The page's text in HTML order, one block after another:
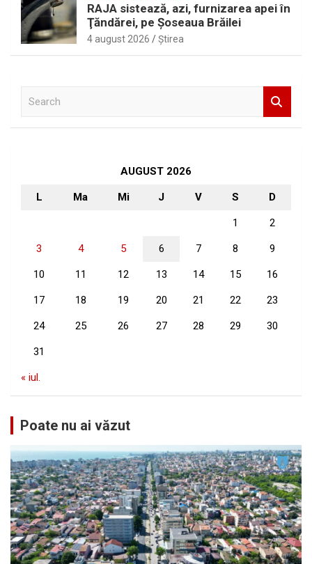
RAJA sistează, azi, furnizarea apei în
Ţăndărei, pe Şoseaua Brăilei
4 august 2026 Ştirea
AUGUST 2026
L Ma Mi J V S D
1 2
3 4 5 6 7 8 9
10 11 12 13 14 15 16
17 18 19 20 21 22 23
24 25 26 27 28 29 30
31
« iul.
Poate nu ai văzut